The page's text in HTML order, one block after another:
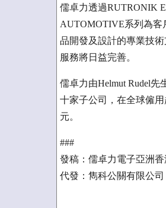
儒卓力透過RUTRONIK
AUTOMOTIVE系列為客
品開發及設計的專業技
服務將日益完善。
儒卓力由Helmut Rudel
十家子公司，在全球僱
元。
###
發稿：儒卓力電子亞洲香
代發：雋科公關有限公司